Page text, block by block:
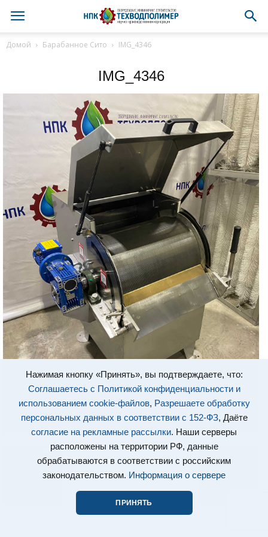
Нажимая кнопку «Принять», вы подтверждаете, что:
Соглашаетесь с Политикой конфиденциальности и
использованием cookie-файлов, Разрешаете обработку
персональных данных в соответствии с 152-ФЗ, Даёте
согласие на рекламные рассылки. Наши серверы
расположены на территории РФ, данные
обрабатываются в соответствии с российским
законодательством. Информация о сервере
ПРИНЯТЬ
Домой Барабанное Сито IMG_4346
IMG_4346